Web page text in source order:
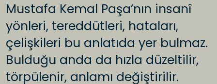
Mustafa Kemal Paşa’nın insanî
yönleri, tereddütleri, hataları,
çelişkileri bu anlatıda yer bulmaz.
Bulduğu anda da hızla düzeltilir,
törpülenir, anlamı değiştirilir.